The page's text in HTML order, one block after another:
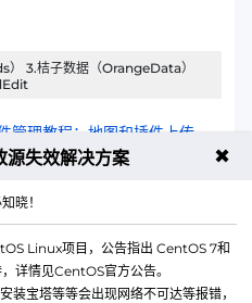
） 3.桔子数据（OrangeData）
管理教程：地图和插件上传
失效解决方案 ✖
晓！
Linux项目，公告指出 CentOS 7和
详情见CentOS官方公告。
宝塔等等会出现网络不可达等报错，